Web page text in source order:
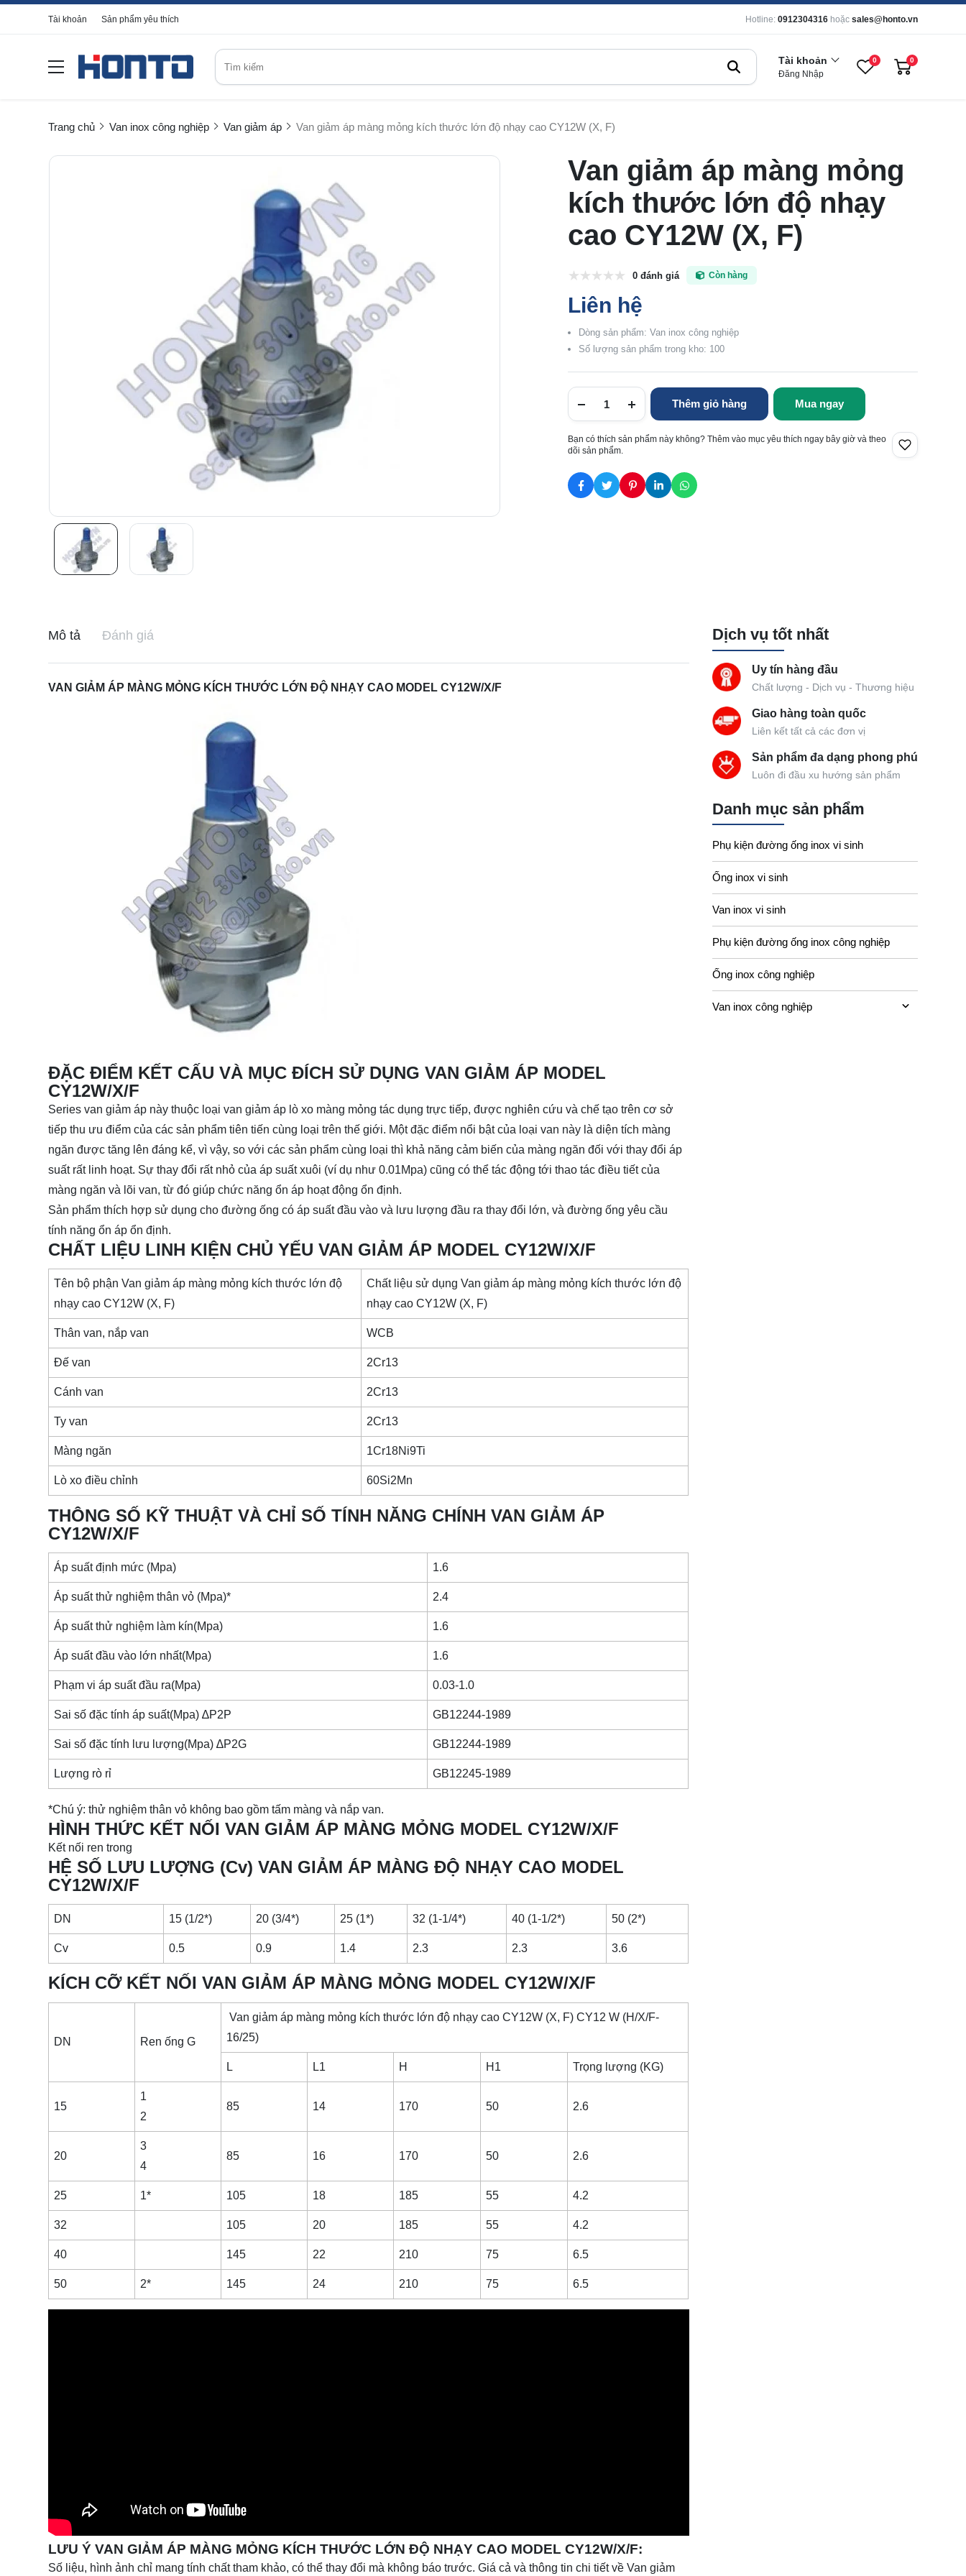
Tài khoản Sản phẩm yêu thích Hotline: 0912304316 hoặc sales@honto.vn
Tài khoản
Đăng Nhập
0 0
Trang chủ Van inox công nghiệp Van giảm áp Van giảm áp màng mỏng kích thước lớn độ nhạy cao CY12W (X, F)
Van giảm áp màng mỏng
kích thước lớn độ nhạy
cao CY12W (X, F)
0 đánh giá Còn hàng
Liên hệ
Dòng sản phẩm: Van inox công nghiệp
Số lượng sản phẩm trong kho: 100
Thêm giỏ hàng Mua ngay
Bạn có thích sản phẩm này không? Thêm vào mục yêu thích ngay bây giờ và theo
dõi sản phẩm.
Mô tả Đánh giá
VAN GIẢM ÁP MÀNG MỎNG KÍCH THƯỚC LỚN ĐỘ NHẠY CAO MODEL CY12W/X/F
ĐẶC ĐIỂM KẾT CẤU VÀ MỤC ĐÍCH SỬ DỤNG VAN GIẢM ÁP MODEL
CY12W/X/F
Series van giảm áp này thuộc loại van giảm áp lò xo màng mỏng tác dụng trực tiếp, được nghiên cứu và chế tạo trên cơ sở
tiếp thu ưu điểm của các sản phẩm tiên tiến cùng loại trên thế giới. Một đặc điểm nổi bật của loại van này là diện tích màng
ngăn được tăng lên đáng kể, vì vậy, so với các sản phẩm cùng loại thì khả năng cảm biến của màng ngăn đối với thay đổi áp
suất rất linh hoạt. Sự thay đổi rất nhỏ của áp suất xuôi (ví dụ như 0.01Mpa) cũng có thể tác động tới thao tác điều tiết của
màng ngăn và lõi van, từ đó giúp chức năng ổn áp hoạt động ổn định.
Sản phẩm thích hợp sử dụng cho đường ống có áp suất đầu vào và lưu lượng đầu ra thay đổi lớn, và đường ống yêu cầu
tính năng ổn áp ổn định.
CHẤT LIỆU LINH KIỆN CHỦ YẾU VAN GIẢM ÁP MODEL CY12W/X/F
Tên bộ phận Van giảm áp màng mỏng kích thước lớn độ
nhạy cao CY12W (X, F)
Chất liệu sử dụng Van giảm áp màng mỏng kích thước lớn độ
nhạy cao CY12W (X, F)
Thân van, nắp van WCB
Đế van 2Cr13
Cánh van 2Cr13
Ty van 2Cr13
Màng ngăn 1Cr18Ni9Ti
Lò xo điều chỉnh 60Si2Mn
THÔNG SỐ KỸ THUẬT VÀ CHỈ SỐ TÍNH NĂNG CHÍNH VAN GIẢM ÁP
CY12W/X/F
Áp suất định mức (Mpa) 1.6
Áp suất thử nghiệm thân vỏ (Mpa)* 2.4
Áp suất thử nghiệm làm kín(Mpa) 1.6
Áp suất đầu vào lớn nhất(Mpa) 1.6
Phạm vi áp suất đầu ra(Mpa) 0.03-1.0
Sai số đặc tính áp suất(Mpa) ∆P2P GB12244-1989
Sai số đặc tính lưu lượng(Mpa) ∆P2G GB12244-1989
Lượng rò rỉ GB12245-1989
*Chú ý: thử nghiệm thân vỏ không bao gồm tấm màng và nắp van.
HÌNH THỨC KẾT NỐI VAN GIẢM ÁP MÀNG MỎNG MODEL CY12W/X/F
Kết nối ren trong
HỆ SỐ LƯU LƯỢNG (Cv) VAN GIẢM ÁP MÀNG ĐỘ NHẠY CAO MODEL
CY12W/X/F
DN 15 (1/2*) 20 (3/4*) 25 (1*) 32 (1-1/4*) 40 (1-1/2*) 50 (2*)
Cv 0.5 0.9 1.4 2.3 2.3 3.6
KÍCH CỠ KẾT NỐI VAN GIẢM ÁP MÀNG MỎNG MODEL CY12W/X/F
DN Ren ống G
Van giảm áp màng mỏng kích thước lớn độ nhạy cao CY12W (X, F) CY12 W (H/X/F-
16/25)
L L1 H H1 Trọng lượng (KG)
15
1
2
85 14 170 50 2.6
20
3
4
85 16 170 50 2.6
25 1* 105 18 185 55 4.2
32 105 20 185 55 4.2
40 145 22 210 75 6.5
50 2* 145 24 210 75 6.5
LƯU Ý VAN GIẢM ÁP MÀNG MỎNG KÍCH THƯỚC LỚN ĐỘ NHẠY CAO MODEL CY12W/X/F:
Số liệu, hình ảnh chỉ mang tính chất tham khảo, có thể thay đổi mà không báo trước. Giá cả và thông tin chi tiết về Van giảm
Dịch vụ tốt nhất
Uy tín hàng đầu
Chất lượng - Dịch vụ - Thương hiệu
Giao hàng toàn quốc
Liên kết tất cả các đơn vị
Sản phẩm đa dạng phong phú
Luôn đi đầu xu hướng sản phẩm
Danh mục sản phẩm
Phụ kiện đường ống inox vi sinh
Ống inox vi sinh
Van inox vi sinh
Phụ kiện đường ống inox công nghiệp
Ống inox công nghiệp
Van inox công nghiệp